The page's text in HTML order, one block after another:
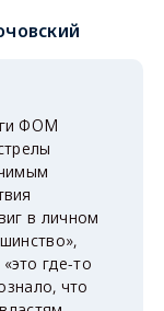
ФОМ
в личном
где-то
что